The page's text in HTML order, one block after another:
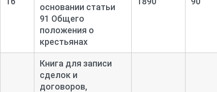
основании статьи
91 Общего
положения о
крестьянах
Книга для записи
сделок и
договоров,